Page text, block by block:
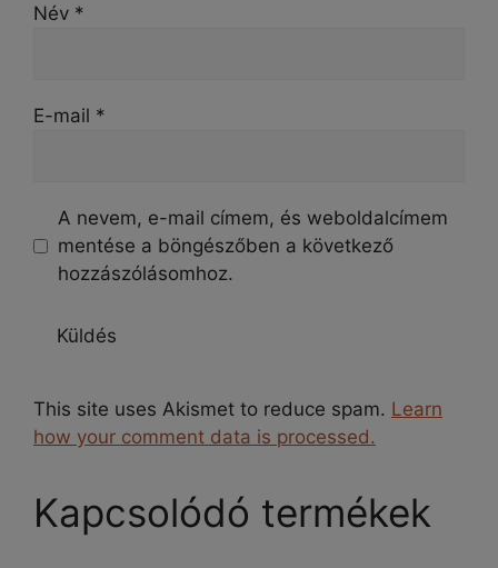
Név *
E-mail *
A nevem, e-mail címem, és weboldalcímem
mentése a böngészőben a következő
hozzászólásomhoz.
This site uses Akismet to reduce spam. Learn
how your comment data is processed.
Kapcsolódó termékek